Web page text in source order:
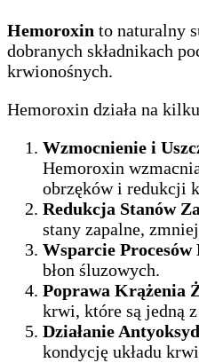
Hemoroxin to naturalny
dobranych składnikach
krwionośnych.
Hemoroxin działa na
Wzmocnienie i
Hemoroxin
obrzęków i redukcji
Redukcja Stanów
stany zapalne,
Wsparcie Procesów
błon śluzowych.
Poprawa Krążenia
krwi, które są jedną
Działanie
kondycję układu